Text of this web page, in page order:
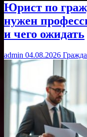
Юрист по
нужен
и чего ожидать
admin 04.08.2026